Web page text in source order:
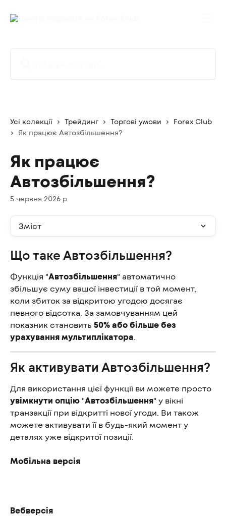
Усі колекції Трейдинг Торгові умови
Forex Club
Як працює Автозбільшення?
Як працює
Автозбільшення?
5 червня 2026 р.
Зміст
Що таке Автозбільшення?
Функція "Автозбільшення" автоматично
збільшує суму вашої інвестиції в той момент,
коли збиток за відкритою угодою досягає
певного відсотка. За замовчуванням цей
показник становить 50% або більше без
урахування мультиплікатора.
Як активувати Автозбільшення?
Для використання цієї функції ви можете просто
увімкнути опцію "Автозбільшення" у вікні
транзакції при відкритті нової угоди. Ви також
можете активувати її в будь-який момент у
деталях уже відкритої позиції.
Мобільна версія
Вебверсія